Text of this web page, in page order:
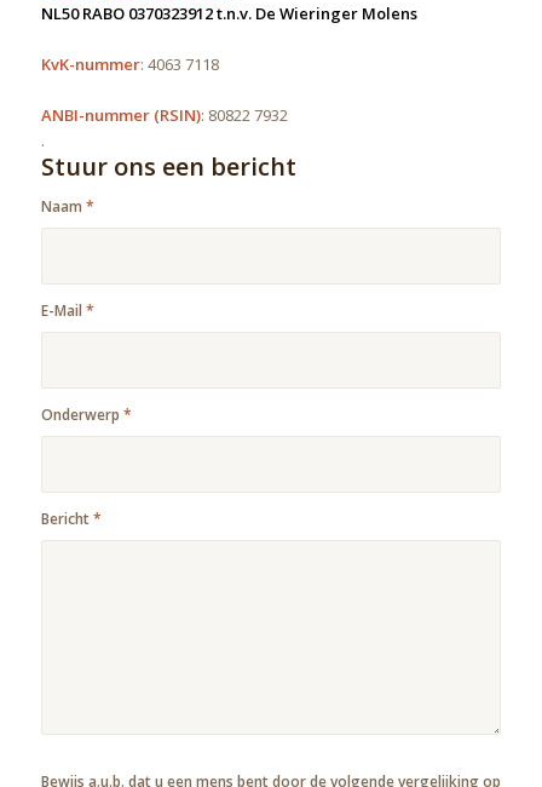
NL50 RABO 0370323912 t.n.v. De Wieringer Molens
KvK-nummer: 4063 7118
ANBI-nummer (RSIN): 80822 7932
.
Stuur ons een bericht
Naam *
E-Mail *
Onderwerp *
Bericht*
Bewijs a.u.b. dat u een mens bent door de volgende vergelijking op